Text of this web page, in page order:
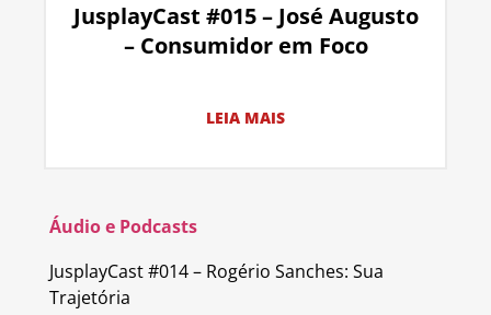
JusplayCast #015 – José Augusto
– Consumidor em Foco
LEIA MAIS
Áudio e Podcasts
JusplayCast #014 – Rogério Sanches: Sua
Trajetória